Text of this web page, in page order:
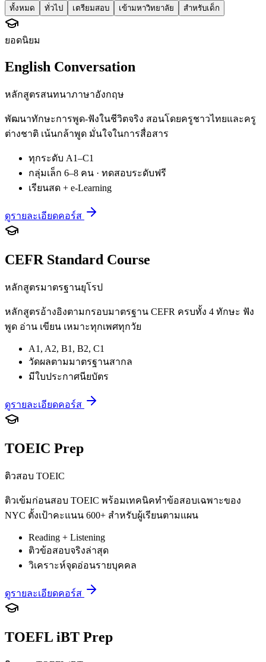
ทั้งหมด ทั่วไป เตรียมสอบ เข้ามหาวิทยาลัย สำหรับเด็ก
ยอดนิยม
English Conversation
หลักสูตรสนทนาภาษาอังกฤษ
พัฒนาทักษะการพูด-ฟังในชีวิตจริง สอนโดยครูชาวไทยและครู
ต่างชาติ เน้นกล้าพูด มั่นใจในการสื่อสาร
ทุกระดับ A1–C1
กลุ่มเล็ก 6–8 คน · ทดสอบระดับฟรี
เรียนสด + e-Learning
ดูรายละเอียดคอร์ส
CEFR Standard Course
หลักสูตรมาตรฐานยุโรป
หลักสูตรอ้างอิงตามกรอบมาตรฐาน CEFR ครบทั้ง 4 ทักษะ ฟัง
พูด อ่าน เขียน เหมาะทุกเพศทุกวัย
A1, A2, B1, B2, C1
วัดผลตามมาตรฐานสากล
มีใบประกาศนียบัตร
ดูรายละเอียดคอร์ส
TOEIC Prep
ติวสอบ TOEIC
ติวเข้มก่อนสอบ TOEIC พร้อมเทคนิคทำข้อสอบเฉพาะของ
NYC ตั้งเป้าคะแนน 600+ สำหรับผู้เรียนตามแผน
Reading + Listening
ติวข้อสอบจริงล่าสุด
วิเคราะห์จุดอ่อนรายบุคคล
ดูรายละเอียดคอร์ส
TOEFL iBT Prep